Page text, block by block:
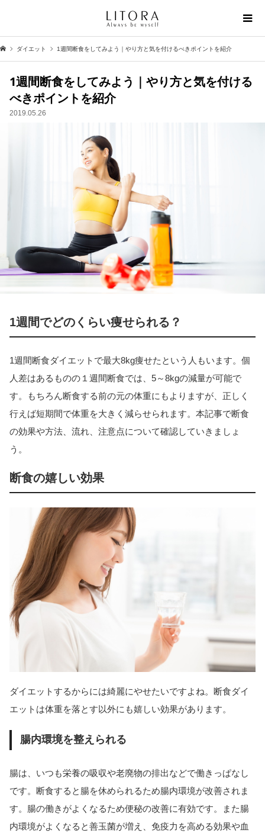
ダイエット 1週間断食をしてみよう｜やり方と気を付けるべきポイントを紹介
1週間断食をしてみよう｜やり方と気を付ける
べきポイントを紹介
2019.05.26
1週間でどのくらい痩せられる？
1週間断食ダイエットで最大8kg痩せたという人もいます。個
人差はあるものの１週間断食では、5～8kgの減量が可能で
す。もちろん断食する前の元の体重にもよりますが、正しく
行えば短期間で体重を大きく減らせられます。本記事で断食
の効果や方法、流れ、注意点について確認していきましょ
う。
断食の嬉しい効果
ダイエットするからには綺麗にやせたいですよね。断食ダイ
エットは体重を落とす以外にも嬉しい効果があります。
腸内環境を整えられる
腸は、いつも栄養の吸収や老廃物の排出などで働きっぱなし
です。断食すると腸を休められるため腸内環境が改善されま
す。腸の働きがよくなるため便秘の改善に有効です。また腸
内環境がよくなると善玉菌が増え、免疫力を高める効果や血